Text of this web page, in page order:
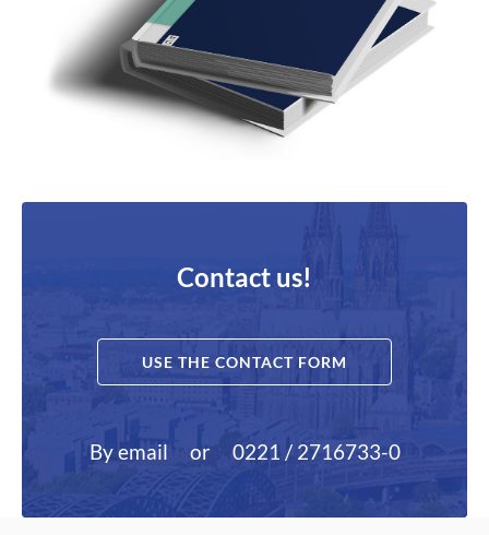
Contact us!
USE THE CONTACT FORM
By email or 0221 / 2716733-0